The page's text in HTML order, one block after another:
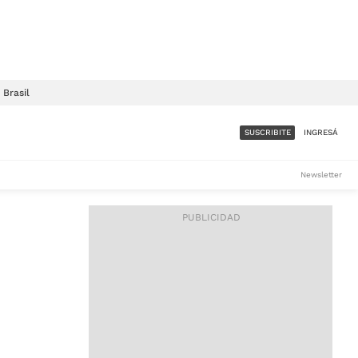
Brasil
ACCESO FULL - $1.800/MES
SUSCRIBITE INGRESÁ
Newsletter